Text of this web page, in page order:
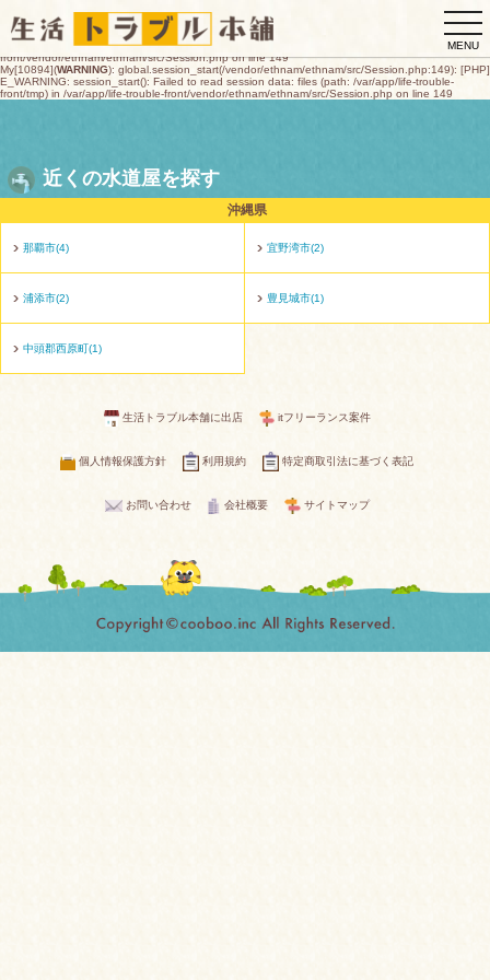
E_WARNING: session_start(): open(/var/app/life-trouble-
front/tmp/sess_8f9c207399cbb52a224d64e9d9455f5069455d65dfedcdf3107c114543ae025a,
O_RDWR) failed: デバイスに空き領域がありません (28) in /var/app/life-trouble-
front/vendor/ethnam/ethnam/src/Session.php on line 149
My[10894](WARNING): global.session_start(/vendor/ethnam/ethnam/src/Session.php:149): [PHP]
E_WARNING: session_start(): Failed to read session data: files (path: /var/app/life-trouble-
front/tmp) in /var/app/life-trouble-front/vendor/ethnam/ethnam/src/Session.php on line 149
MENU
近くの水道屋を探す
沖縄県
那覇市(4) 宜野湾市(2)
浦添市(2) 豊見城市(1)
中頭郡西原町(1)
生活トラブル本舗に出店 itフリーランス案件
個人情報保護方針 利用規約 特定商取引法に基づく表記
お問い合わせ 会社概要 サイトマップ